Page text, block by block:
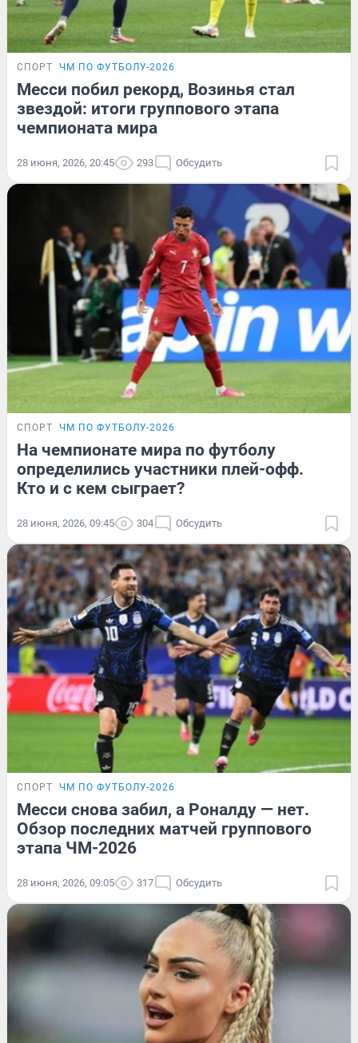
СПОРТ ЧМ ПО ФУТБОЛУ-2026
Месси побил рекорд, Возинья стал
звездой: итоги группового этапа
чемпионата мира
28 июня, 2026, 20:45 293 Обсудить
СПОРТ ЧМ ПО ФУТБОЛУ-2026
На чемпионате мира по футболу
определились участники плей-офф.
Кто и с кем сыграет?
28 июня, 2026, 09:45 304 Обсудить
СПОРТ ЧМ ПО ФУТБОЛУ-2026
Месси снова забил, а Роналду — нет.
Обзор последних матчей группового
этапа ЧМ-2026
28 июня, 2026, 09:05 317 Обсудить